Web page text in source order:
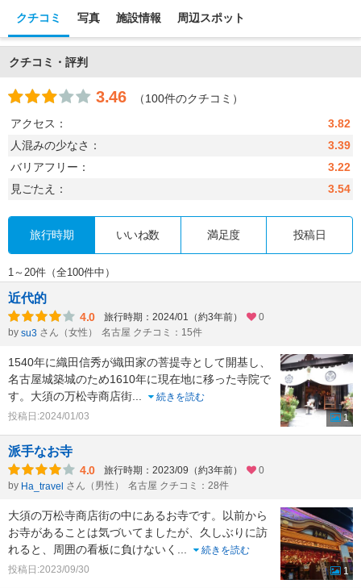
クチコミ 写真 施設情報 周辺スポット
クチコミ・評判
3.46
（100件のクチコミ）
アクセス：
3.82
人混みの少なさ：
3.39
バリアフリー：
3.22
見ごたえ：
3.54
旅行時期 いいね数 満足度 投稿日
1～20件（全100件中）
近代的
4.0 旅行時期：2024/01（約3年前）
0
by su3 さん（女性） 名古屋 クチコミ：15件
1540年に織田信秀が織田家の菩提寺として開基し、
名古屋城築城のため1610年に現在地に移った寺院で
す。大須の万松寺商店街
続きを読む
投稿日:2024/01/03
1
派手なお寺
4.0 旅行時期：2023/09（約3年前）
0
by Ha_travel さん（男性） 名古屋 クチコミ：28件
大須の万松寺商店街の中にあるお寺です。以前から
お寺があることは気づいてましたが、久しぶりに訪
れると、周囲の看板に負けないく
続きを読む
投稿日:2023/09/30
1